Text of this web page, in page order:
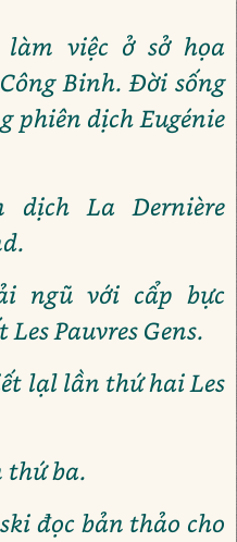
việc ở sở họa
Binh. Đời sống
phiên dịch Eugénie
La Dernière
ngũ với cẩp bực
Pauvres Gens.
lạl lần thứ hai Les
thứ ba.
đọc bản thảo cho